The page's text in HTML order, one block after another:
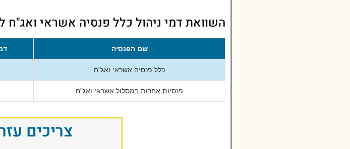
השוואת דמי ניהול כלל פנסיה אשראי ואג"ח
שם הפנסיה
כלל פנסיה אשראי ואג"ח
פנסיות אחרות במסלול אשראי ואג"ח
צריכים